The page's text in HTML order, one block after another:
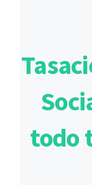
todo